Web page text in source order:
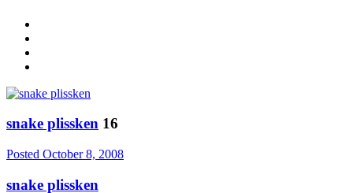
snake plissken 16
Posted October 8, 2008
snake plissken